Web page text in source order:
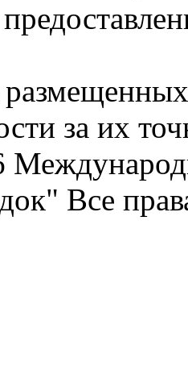
за их
Все